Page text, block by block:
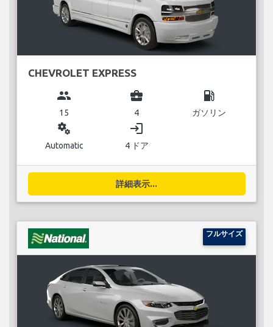
CHEVROLET EXPRESS
group
15
business_center
4
local_gas_station
ガソリン
miscellaneous_services
Automatic
login
4 ドア
詳細表示...
フルサイズ